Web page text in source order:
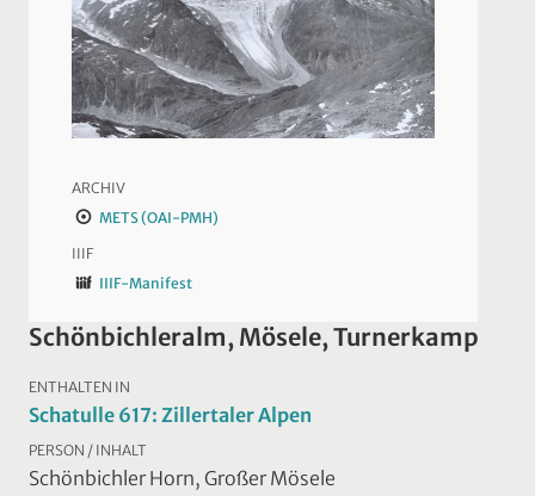
ARCHIV
METS (OAI-PMH)
IIIF
IIIF-Manifest
Schönbichleralm, Mösele, Turnerkamp
ENTHALTEN IN
Schatulle 617: Zillertaler Alpen
PERSON / INHALT
Schönbichler Horn, Großer Mösele